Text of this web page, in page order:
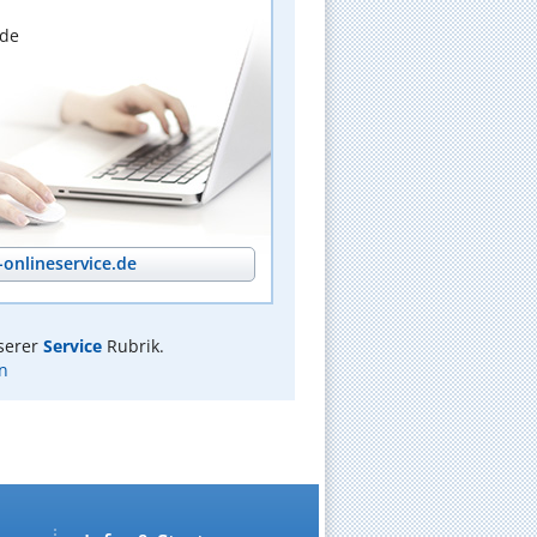
ServiceRubrik.